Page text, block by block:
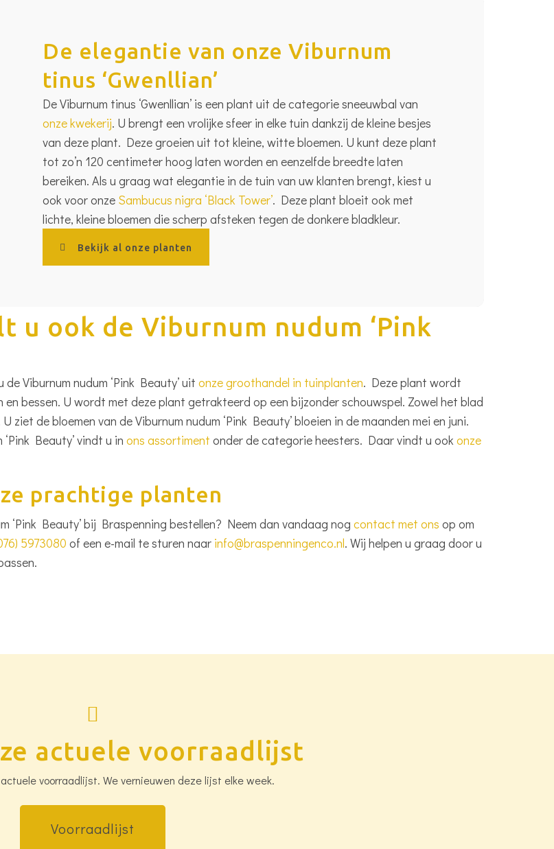
De elegantie van onze Viburnum
tinus ‘Gwenllian’
De Viburnum tinus ‘Gwenllian’ is een plant uit de categorie sneeuwbal van
onze kwekerij. U brengt een vrolijke sfeer in elke tuin dankzij de kleine besjes
van deze plant. Deze groeien uit tot kleine, witte bloemen. U kunt deze plant
tot zo’n 120 centimeter hoog laten worden en eenzelfde breedte laten
bereiken. Als u graag wat elegantie in de tuin van uw klanten brengt, kiest u
ook voor onze Sambucus nigra ‘Black Tower’. Deze plant bloeit ook met
lichte, kleine bloemen die scherp afsteken tegen de donkere bladkleur.
Bekijk al onze planten
u ook de Viburnum nudum ‘Pink
Viburnum nudum ‘Pink Beauty’ uit onze groothandel in tuinplanten. Deze plant wordt
bessen. U wordt met deze plant getrakteerd op een bijzonder schouwspel. Zowel het blad
de bloemen van de Viburnum nudum ‘Pink Beauty’ bloeien in de maanden mei en juni.
‘Pink Beauty’ vindt u in ons assortiment onder de categorie heesters. Daar vindt u ook onze
prachtige planten
‘Pink Beauty’ bij Braspenning bestellen? Neem dan vandaag nog contact met ons op om
5973080 of een e-mail te sturen naar info@braspenningenco.nl. Wij helpen u graag door u
actuele voorraadlijst
voorraadlijst. We vernieuwen deze lijst elke week.
Voorraadlijst